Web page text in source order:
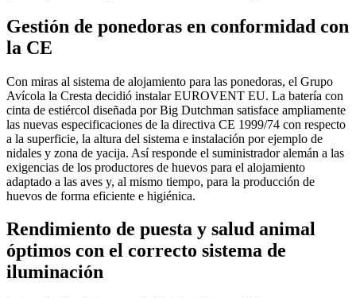
Gestión de ponedoras en conformidad con
la CE
Con miras al sistema de alojamiento para las ponedoras, el Grupo
Avícola la Cresta decidió instalar EUROVENT EU. La batería con
cinta de estiércol diseñada por Big Dutchman satisface ampliamente
las nuevas especificaciones de la directiva CE 1999/74 con respecto
a la superficie, la altura del sistema e instalación por ejemplo de
nidales y zona de yacija. Así responde el suministrador alemán a las
exigencias de los productores de huevos para el alojamiento
adaptado a las aves y, al mismo tiempo, para la producción de
huevos de forma eficiente e higiénica.
Rendimiento de puesta y salud animal
óptimos con el correcto sistema de
iluminación